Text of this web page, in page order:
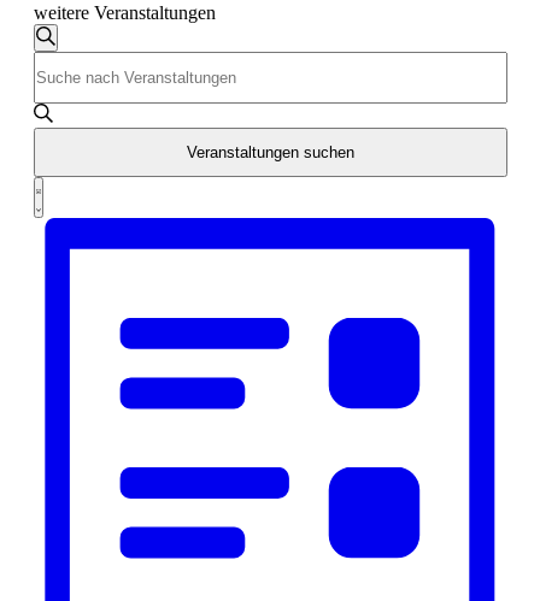
weitere Veranstaltungen
Veranstaltungen
Veranstaltungen
Suche
und
Ansichten,
Navigation
Suche
Schlüsselwort
eingeben.
Suche
Veranstaltungen
Schlüsselwort.
Veranstaltungen suchen
Veranstaltung
Ansichten-
Liste